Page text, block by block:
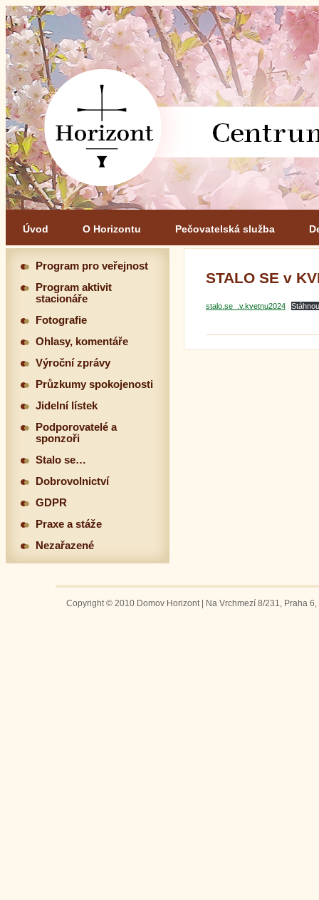
Úvod O Horizontu Pečovatelská služba
STALO SE v
stalo.se_.v.kvetnu2024
Program pro veřejnost
Program aktivit
stacionáře
Fotografie
Ohlasy, komentáře
Výroční zprávy
Průzkumy spokojenosti
Jidelní lístek
Podporovatelé a
sponzoři
Stalo se…
Dobrovolnictví
GDPR
Praxe a stáže
Nezařazené
Copyright © 2010 Domov Horizont | Na Vrchmezí 8/231, Praha